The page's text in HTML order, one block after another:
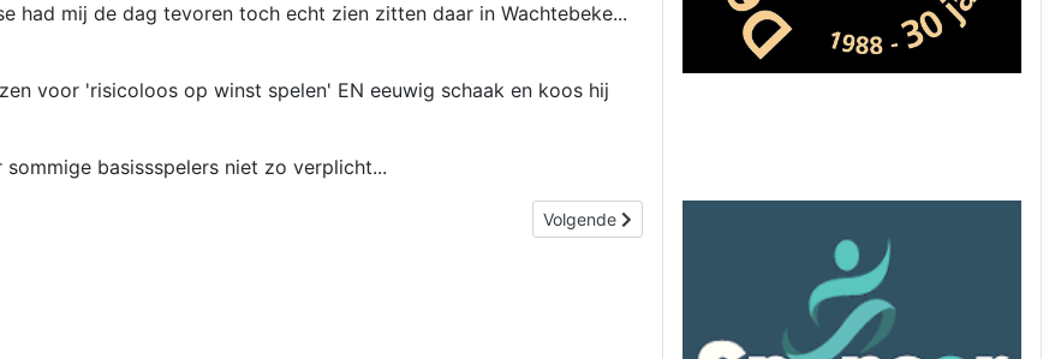
had mij de dag tevoren toch echt zien zitten daar in Wachtebeke...
voor 'risicoloos op winst spelen' EN eeuwig schaak en koos hij
basissspelers niet zo verplicht...
Volgende artikel: Goes B – De Zwarte Dame A: een vierpuntenduel
Volgende